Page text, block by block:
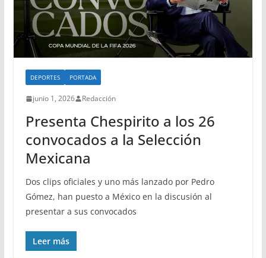
DEPORTES PORTADA
junio 1, 2026 Redacción
Presenta Chespirito a los 26
convocados a la Selección
Mexicana
Dos clips oficiales y uno más lanzado por Pedro
Gómez, han puesto a México en la discusión al
presentar a sus convocados
Leer más